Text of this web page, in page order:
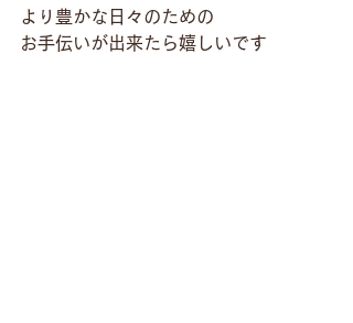
より豊かな日々のための
お手伝いが出来たら嬉しいです